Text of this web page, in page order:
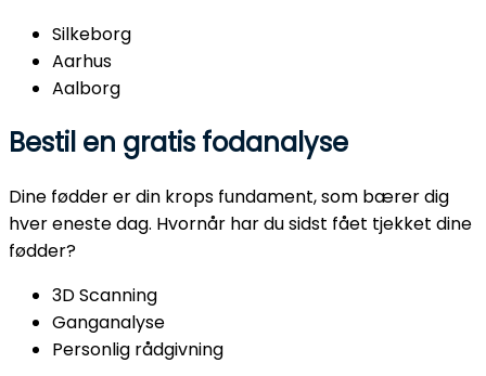
Silkeborg
Aarhus
Aalborg
Bestil en gratis fodanalyse
Dine fødder er din krops fundament, som bærer dig
hver eneste dag. Hvornår har du sidst fået tjekket dine
fødder?
3D Scanning
Ganganalyse
Personlig rådgivning